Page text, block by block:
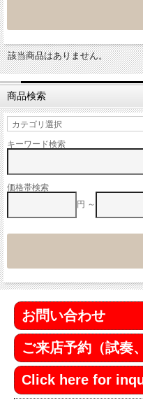
該当商品はありません。
商品検索
キーワード検索
価格帯検索
円 ～
お問い合わせ
ご来店予約（試奏
Click here for